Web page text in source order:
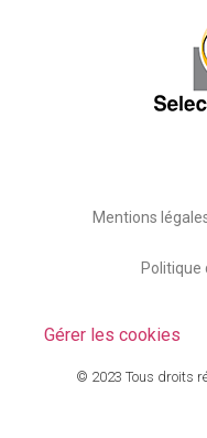
Mentions
Politique
Gérer les cookies
© 2023 Tous droits